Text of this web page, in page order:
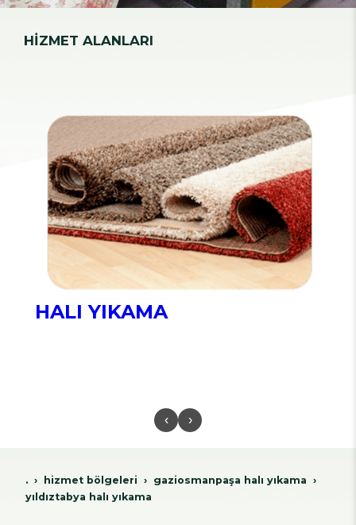
HİZMET ALANLARI
HALI YIKAMA
‹ ›
. hi̇zmet bölgeleri̇
gazi̇osmanpaşa hali yikama
yıldıztabya halı yıkama